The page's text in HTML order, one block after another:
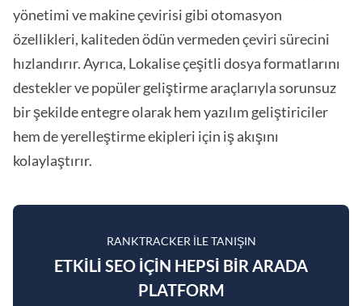
yönetimi ve makine çevirisi gibi otomasyon
özellikleri, kaliteden ödün vermeden çeviri sürecini
hızlandırır. Ayrıca, Lokalise çeşitli dosya formatlarını
destekler ve popüler geliştirme araçlarıyla sorunsuz
bir şekilde entegre olarak hem yazılım geliştiriciler
hem de yerelleştirme ekipleri için iş akışını
kolaylaştırır.
RANKTRACKER ILE TANIŞIN
ETKILI SEO IÇIN HEPSI BIR ARADA
PLATFORM